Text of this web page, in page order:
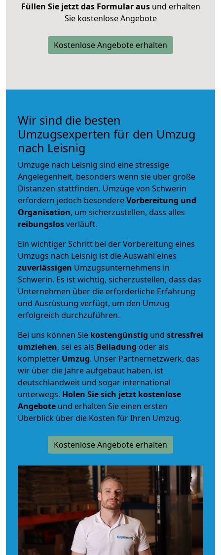
Füllen Sie jetzt das Formular ausund erhalten
Sie kostenlose Angebote
Kostenlose Angebote erhalten
Wir sind die besten
Umzugsexperten für den Umzug
nach Leisnig
Umzüge nach Leisnig sind eine stressige
Angelegenheit, besonders wenn sie über große
Distanzen stattfinden. Umzüge von Schwerin
erfordern jedoch besondereVorbereitung und
Organisation, um sicherzustellen, dass alles
reibungslosverläuft.
Ein wichtiger Schritt bei der Vorbereitung eines
Umzugs nach Leisnig ist die Auswahl eines
zuverlässigen Umzugsunternehmens in
Schwerin. Es ist wichtig, sicherzustellen, dass das
Unternehmen über die erforderliche Erfahrung
und Ausrüstung verfügt, um den Umzug
erfolgreich durchzuführen.
Bei uns können Sie kostengünstig und stressfrei
umziehen, sei es als Beiladung oder als
kompletter Umzug. Unser Partnernetzwerk, das
wir über die Jahre aufgebaut haben, ist
deutschlandweit und sogar international
unterwegs. Holen Sie sich jetzt kostenlose
Angebote und erhalten Sie einen ersten
Überblick über die Kosten für Ihren Umzug.
Kostenlose Angebote erhalten